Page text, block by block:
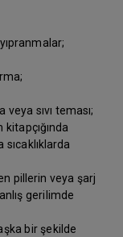
sıvı teması;
pillerin veya şarj
gerilimde
bir şekilde